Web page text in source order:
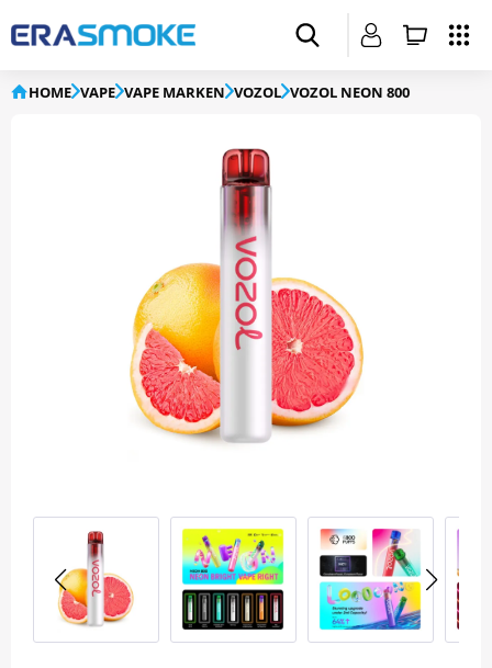
HOME VAPE VAPE MARKEN VOZOL VOZOL NEON 800